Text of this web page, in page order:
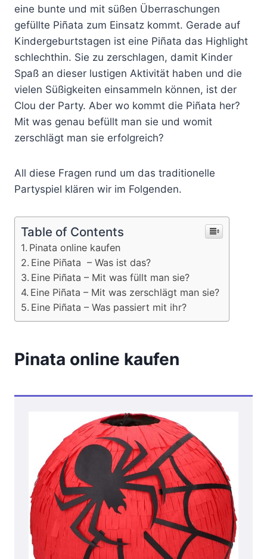
eine bunte und mit süßen Überraschungen
gefüllte Piñata zum Einsatz kommt. Gerade auf
Kindergeburtstagen ist eine Piñata das Highlight
schlechthin. Sie zu zerschlagen, damit Kinder
Spaß an dieser lustigen Aktivität haben und die
vielen Süßigkeiten einsammeln können, ist der
Clou der Party. Aber wo kommt die Piñata her?
Mit was genau befüllt man sie und womit
zerschlägt man sie erfolgreich?
All diese Fragen rund um das traditionelle
Partyspiel klären wir im Folgenden.
Table of Contents
Pinata online kaufen
Eine Piñata – Was ist das?
Eine Piñata – Mit was füllt man sie?
Eine Piñata – Mit was zerschlägt man sie?
Eine Piñata – Was passiert mit ihr?
Pinata online kaufen